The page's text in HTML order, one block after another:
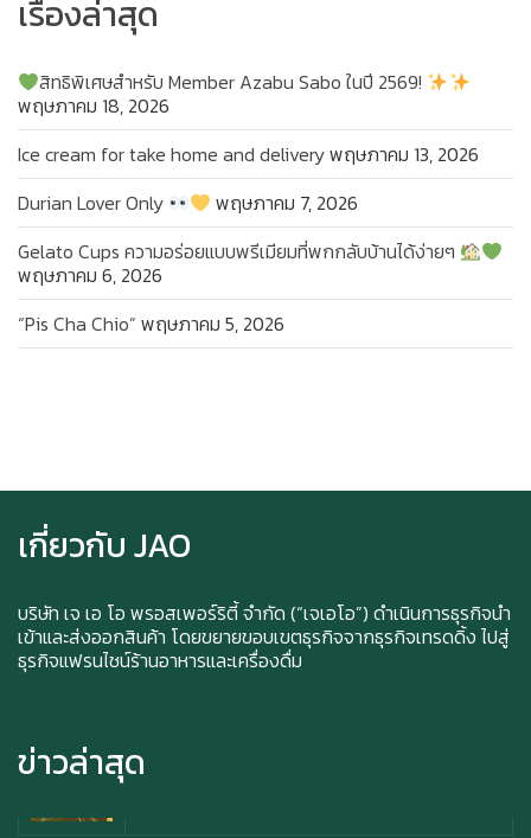
เรื่องล่าสุด
สิทธิพิเศษสำหรับ Member Azabu Sabo ในปี 2569!
พฤษภาคม 18, 2026
Ice cream for take home and deliveryพฤษภาคม 13, 2026
Durian Lover Only
พฤษภาคม 7, 2026
Gelato Cups ความอร่อยแบบพรีเมียมที่พกกลับบ้านได้ง่ายๆ
พฤษภาคม 6, 2026
“Pis Cha Chio” พฤษภาคม 5, 2026
เกี่ยวกับ JAO
บริษัท เจ เอ โอ พรอสเพอร์ริตี้ จำกัด (“เจเอโอ”) ดำเนินการธุรกิจนำ
เข้าและส่งออกสินค้า โดยขยายขอบเขตธุรกิจจากธุรกิจเทรดดิ้ง ไปสู่
ธุรกิจแฟรนไชน์ร้านอาหารและเครื่องดื่ม
ข่าวล่าสุด